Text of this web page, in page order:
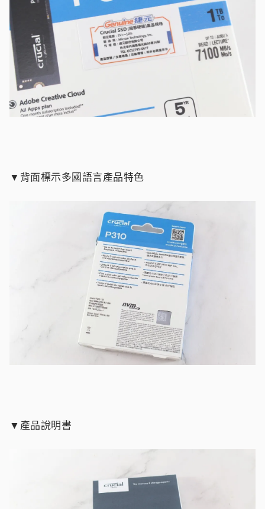
▼背面標示多國語言產品特色
▼產品說明書